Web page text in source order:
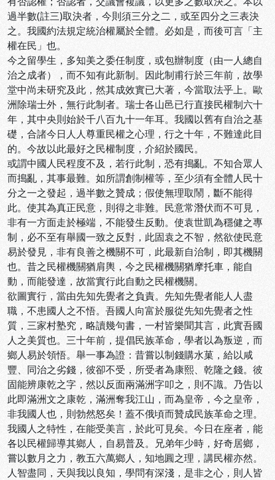
過半數(註三)取決者，今則須三分之二，或至四分之三表決
之。我國約法規定統治權屬於全體。必如是，而後可言「主
權在民」也。
今之留學生，多知美之委任制度，或包辦制度（由一人總自
治之成者），而不知有此新制。因此制甫行於三年前，故學
堂中尚未研究及此，然其成效實已大著，今當取法乎上。歐
洲除瑞士外，無行此制者。瑞士各山邑已行直接民權制六十
年，其中央則始於千八百九十一年耳。我國以舊有自治之基
礎，合諸今日人人尊重民權之心理，行之十年，不難達此目
的。今故以此最好之民權制度，介紹於國民。
或謂中國人民程度不及，若行此制，恐有搗亂。不知合眾人
而搗亂，其事最難。如所謂創制權等，至少須有全體人民十
分之一之發起，過半數之贊成；假使無理取鬧，斷不能得
此。使其為真正民意，則得之非難。民意常潛伏而不可見，
非有一方面走於極端，不能發生反動。使袁世凱為穩健之專
制，必不至有舉國一致之反對，此固袁之不智，然欲使民意
易於發見，非有良善之機關不可，此最新自治制，即其機關
也。昔之民權機關猶肩輿，今之民權機關猶摩托車，能自
動，而能發達，故當實行此自動之民權機關。
欲圖實行，當由先知先覺者之負責。先知先覺者能人人盡
職，不患國人之不悟。吾國人向富於服從先知先覺者之性
質，三家村塾究，略讀幾句書，一村皆樂聞其言，此實吾國
人之美質也。三十年前，提倡民族革命，學者以為叛逆，而
鄉人易於領悟。舉一事為證：昔嘗以制錢購水菓，給以咸
豐、同治之劣錢，彼卻不受，所受者為康熙、乾隆之錢。彼
固能辨康乾之字，然以反面兩滿洲字叩之，則不識。乃告以
此即滿洲文之康乾，滿洲奪我江山，而為皇帝，今之皇帝，
非我國人也，則勃然怒矣！蓋不俄頃而贊成民族革命之理。
我國人之特性，在能受美言，於此可見矣。今日在座者，能
各以民權歸導其鄉人，自易普及。兄弟年少時，好奇居鄉，
嘗以數月之力，教五六萬鄉人，知地圓之理，講民權亦然。
人智盡同，天與我以良知，學問有深淺，是非之心，則人皆